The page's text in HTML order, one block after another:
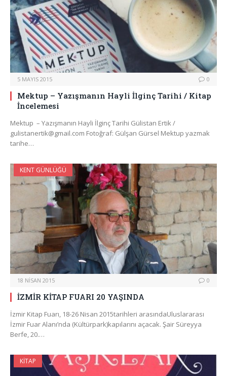
5 MAYIS 2015 0
Mektup – Yazışmanın Hayli İlginç Tarihi / Kitap
İncelemesi
Mektup – Yazışmanın Hayli İlginç Tarihi Gülistan Ertik /
gulistanertik@gmail.com Fotoğraf: Gülşan Gürsel Mektup yazmak
tarihe…
KENT GÜNLÜĞÜ
18 NISAN 2015 0
İZMİR KİTAP FUARI 20 YAŞINDA
İzmir Kitap Fuarı, 18-26 Nisan 2015tarihleri arasındaUluslararası
İzmir Fuar Alanı’nda (Kültürpark)kapılarını açacak. Şair Süreyya
Berfe, 20.…
KITAP